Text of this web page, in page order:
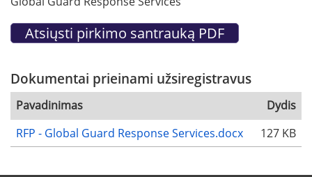
Dokumentai prieinami užsiregistravus
Pavadinimas
Dydis
RFP - Global Guard Response Services.docx
127 KB